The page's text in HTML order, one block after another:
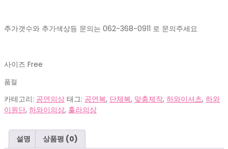
추가갯수와 추가색상등 문의는 062-368-0911 로 문의주세요
사이즈 Free
품절
카테고리: 공연의상 태그: 공연복, 단체복, 맞춤제작, 하와이셔츠, 하와
이원단, 하와이의상, 훌라의상
설명 상품평 (0)